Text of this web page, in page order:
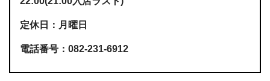
定休日：月曜日
電話番号：082-231-6912